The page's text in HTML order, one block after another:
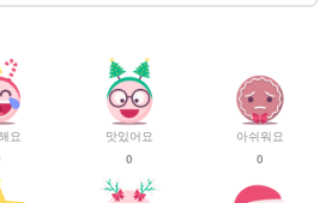
요
맛있어요
0
아쉬워요
0